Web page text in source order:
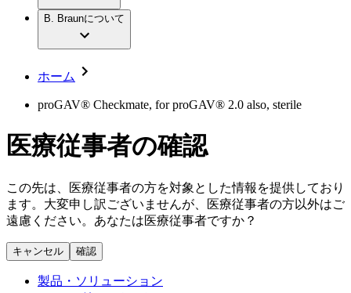
歯科
低侵襲手術 （内視鏡外科手術）
脊椎脊髄治療
パワーシステム
縫合糸 / 皮膚用接着剤
創傷ケア
血管内塞栓術
ソリューション
製品・診療領域
アクトリーン ハイライト セット
疾患・症状
要
キャリア（B. Braunで働くということ）
私たちのカルチャー
キャリア（B. Braunで働くということ）
イノベーション
私たちの責任
多様性
お問合せ
お問合せフォーム
ニューススペース
B. Braunについて
ホーム
proGAV® Checkmate, for proGAV® 2.0 also, sterile
医療従事者の確認
この先は、医療従事者の方を対象とした情報を提供しており
ます。大変申し訳ございませんが、医療従事者の方以外はご
遠慮ください。あなたは医療従事者ですか？
キャンセル 確認
製品・ソリューション